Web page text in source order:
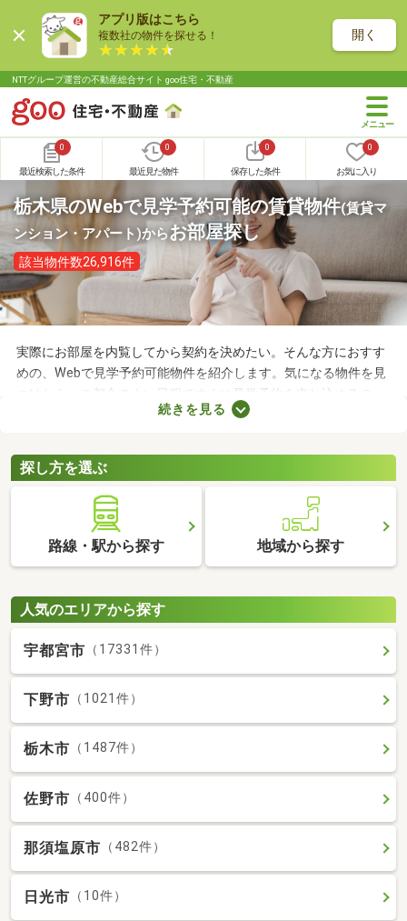
アプリ版はこちら
複数社の物件を探せる！ 開く
NTTグループ運営の不動産総合サイト goo住宅・不動産
0
最近検索した条件
0
最近見た物件
0
保存した条件
0
お気に入り
栃木県のWebで見学予約可能の賃貸物件(賃貸マ
ンション・アパート)からお部屋探し
該当物件数26,916件
実際にお部屋を内覧してから契約を決めたい。そんな方におすす
めの、Webで見学予約可能物件を紹介します。気になる物件を見
つけたら、ご都合のよい日程ですぐに見学予約を申し込めるの
で、お部屋探しもスムーズに進みますよ。複数のお部屋を実際に
続きを見る
探し方を選ぶ
路線・駅から探す 地域から探す
人気のエリアから探す
宇都宮市 （17331件）
下野市 （1021件）
栃木市 （1487件）
佐野市 （400件）
那須塩原市 （482件）
日光市 （10件）